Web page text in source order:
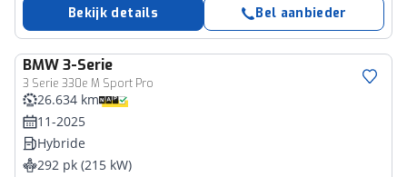
Bekijk details Bel aanbieder
BMW3-Serie
3 Serie 330e M Sport Pro
26.634 km
11-2025
Hybride
292 pk (215 kW)